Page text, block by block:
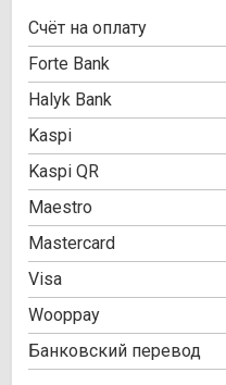
Cчёт на оплату
Forte Bank
Halyk Bank
Kaspi
Kaspi QR
Maestro
Mastercard
Visa
Wooppay
Банковский перевод